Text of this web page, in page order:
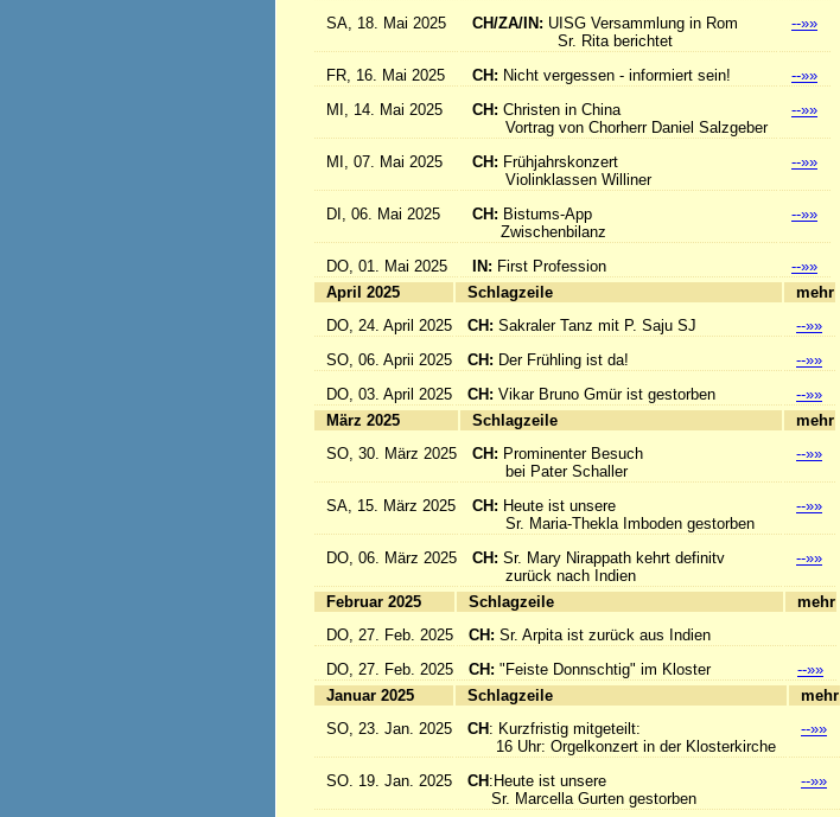
SA, 18. Mai 2025
CH/ZA/IN: UISG Versammlung in Rom
Sr. Rita berichtet
--»»
FR, 16. Mai 2025 CH: Nicht vergessen - informiert sein!
--»»
MI, 14. Mai 2025
CH: Christen in China
Vortrag von Chorherr Daniel Salzgeber
--»»
MI, 07. Mai 2025 CH: Frühjahrskonzert
Violinklassen Williner
--»»
DI, 06. Mai 2025 CH: Bistums-App
Zwischenbilanz
--»»
DO, 01. Mai 2025 IN: First Profession
--»»
April 2025
Schlagzeile
mehr
DO, 24. April 2025
CH: Sakraler Tanz mit P. Saju SJ
--»»
SO, 06. Aprii 2025
CH: Der Frühling ist da!
--»»
DO, 03. April 2025
CH: Vikar Bruno Gmür ist gestorben
--»»
März 2025
Schlagzeile
mehr
SO, 30. März 2025
CH: Prominenter Besuch
bei Pater Schaller
--»»
SA, 15. März 2025 CH: Heute ist unsere
Sr. Maria-Thekla Imboden gestorben
--»»
DO, 06. März 2025 CH: Sr. Mary Nirappath kehrt definitv
zurück nach Indien
--»»
Februar 2025 Schlagzeile
mehr
DO, 27. Feb. 2025
CH: Sr. Arpita ist zurück aus Indien
DO, 27. Feb. 2025
CH: "Feiste Donnschtig" im Kloster
--»»
Januar 2025
Schlagzeile
mehr
SO, 23. Jan. 2025
CH : Kurzfristig mitgeteilt:
16 Uhr: Orgelkonzert in der Klosterkirche
--»»
SO. 19. Jan. 2025 CH :Heute ist unsere
Sr. Marcella Gurten gestorben
--»»